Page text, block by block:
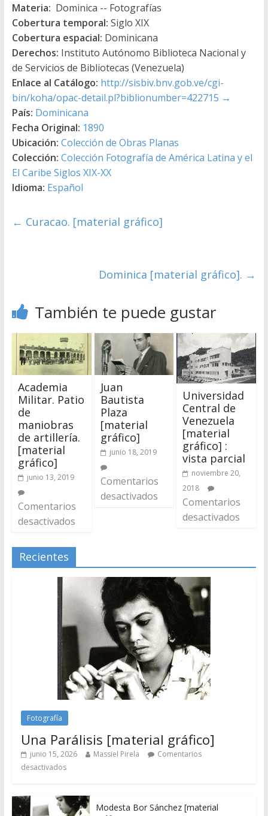
Materia: Dominica -- Fotografías
Cobertura temporal: Siglo XIX
Cobertura espacial: Dominicana
Derechos: Instituto Autónomo Biblioteca Nacional y
de Servicios de Bibliotecas (Venezuela)
Enlace al Catálogo: http://sisbiv.bnv.gob.ve/cgi-
bin/koha/opac-detail.pl?biblionumber=422715 →
País: Dominicana
Fecha Original: 1890
Ubicación: Colección de Obras Planas
Colección: Colección Fotografía de América Latina y el
El Caribe Siglos XIX-XX
Idioma: Español
← Curacao. [material gráfico]
Dominica [material gráfico]. →
También te puede gustar
Academia
Militar. Patio
de
maniobras
de artillería.
[material
gráfico]
junio 13, 2019
Comentarios
desactivados
Juan
Bautista
Plaza
[material
gráfico]
junio 18, 2019
Comentarios
desactivados
Universidad
Central de
Venezuela
[material
gráfico] :
vista parcial
noviembre 20,
2018
Comentarios
desactivados
Recientes
Fotografía
Una Parálisis [material gráfico]
junio 15, 2026 Massiel Pirela
Comentarios
desactivados
Modesta Bor Sánchez [material